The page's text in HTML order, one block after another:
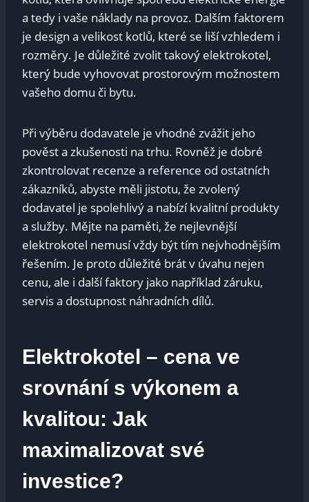
a tedy i vaše náklady na provoz. Dalším faktorem
je design a velikost kotlů, které se liší vzhledem i
rozměry. Je důležité zvolit takový elektrokotel,
který bude vyhovovat prostorovým možnostem
vašeho domu či bytu.
Při výběru dodavatele je vhodné zvážit jeho
pověst a zkušenosti na trhu. Rovněž je dobré
zkontrolovat recenze a reference od ostatních
zákazníků, abyste měli jistotu, že zvolený
dodavatel je spolehlivý a nabízí kvalitní produkty
a služby. Mějte na paměti, že nejlevnější
elektrokotel nemusí vždy být tím nejvhodnějším
řešením. Je proto důležité brát v úvahu nejen
cenu, ale i další faktory jako například záruku,
servis a dostupnost náhradních dílů.
Elektrokotel – cena ve
srovnání s výkonem a
kvalitou: Jak
maximalizovat své
investice?